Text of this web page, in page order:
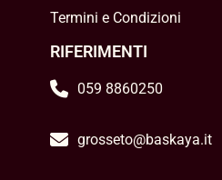
Termini e Condizioni
RIFERIMENTI
059 8860250
grosseto@baskaya.it